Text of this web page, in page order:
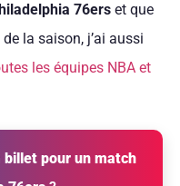
76erset que
la saison, j’ai aussi
les équipes NBA et
billet pour un match